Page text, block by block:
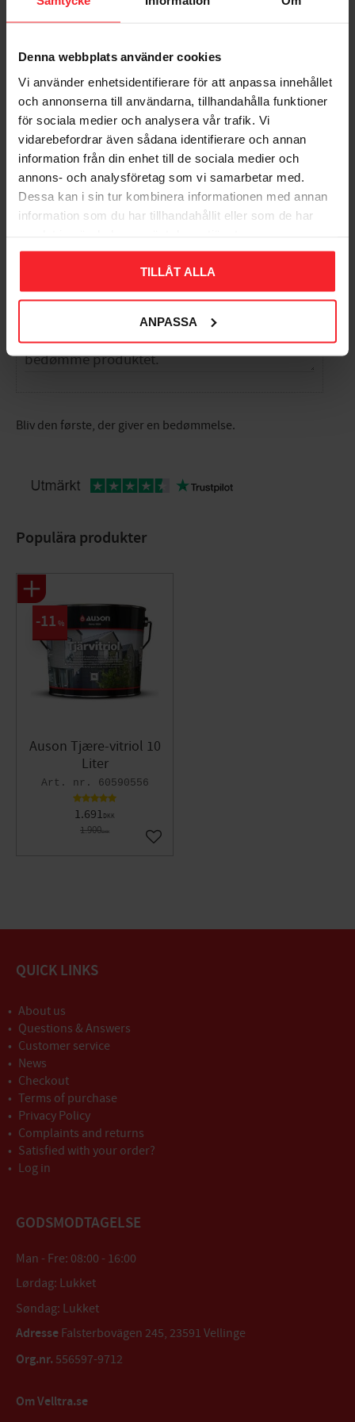
Denna webbplats använder cookies
Vi använder enhetsidentifierare för att anpassa innehållet
och annonserna till användarna, tillhandahålla funktioner
för sociala medier och analysera vår trafik. Vi
vidarebefordrar även sådana identifierare och annan
information från din enhet till de sociala medier och
annons- och analysföretag som vi samarbetar med.
Dessa kan i sin tur kombinera informationen med annan
information som du har tillhandahållit eller som de har
TILLÅT ALLA
ANPASSA
Bedømmelser
Dig
Bliv den første, der giver en bedømmelse.
Skrueløkke 1 Galv,
5stk, Habo 71324
001683086
69DKK
Gem som favorit
Populära produkter
Auson Tjære-vitriol 10
Liter
60590556
1.691DKK
1.900DKK
11 %
Gem som favorit
QUICK LINKS
About us
Questions & Answers
Customer service
News
Checkout
Terms of purchase
Privacy Policy
Complaints and returns
Satisfied with your order?
Log in
GODSMODTAGELSE
Man - Fre: 08:00 - 16:00
Lørdag: Lukket
Søndag: Lukket
Adresse Falsterbovägen 245, 23591 Vellinge
Org.nr. 556597-9712
Om Velltra.se